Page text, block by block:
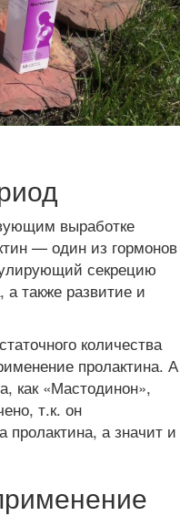
выработке
— один из гормонов
секрецию
также развитие и
количества
пролактина. А
как «Мастодинон»,
т.к. он
пролактина, а значит и